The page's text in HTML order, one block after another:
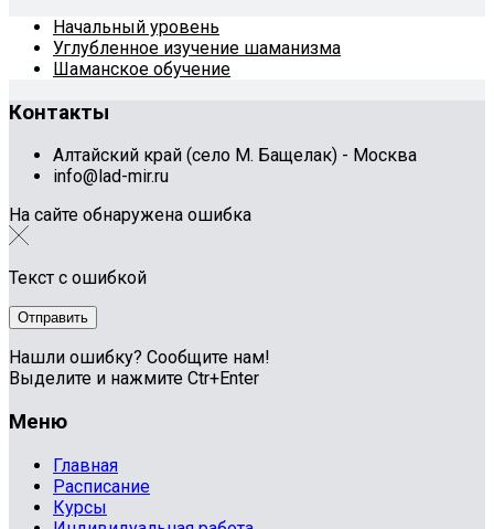
Начальный уровень
Углубленное изучение шаманизма
Шаманское обучение
Контакты
Алтайский край (село М. Бащелак) - Москва
info@lad-mir.ru
На сайте обнаружена ошибка
Текст с ошибкой
Нашли ошибку? Сообщите нам!
Выделите и нажмите Ctr+Enter
Меню
Главная
Расписание
Курсы